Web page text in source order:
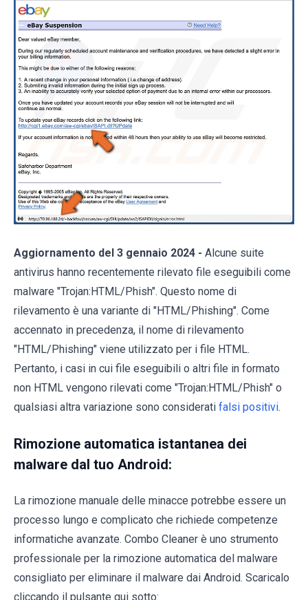
Aggiornamento del 3 gennaio 2024 - Alcune suite
antivirus hanno recentemente rilevato file eseguibili come
malware "Trojan:HTML/Phish". Questo nome di
rilevamento è una variante di "HTML/Phishing". Come
accennato in precedenza, il nome di rilevamento
"HTML/Phishing" viene utilizzato per i file HTML.
Pertanto, i casi in cui file eseguibili o altri file in formato
non HTML vengono rilevati come "Trojan:HTML/Phish" o
qualsiasi altra variazione sono considerati falsi positivi.
Rimozione automatica istantanea dei
malware dal tuo Android:
La rimozione manuale delle minacce potrebbe essere un
processo lungo e complicato che richiede competenze
informatiche avanzate. Combo Cleaner è uno strumento
professionale per la rimozione automatica del malware
consigliato per eliminare il malware dai Android. Scaricalo
cliccando il pulsante qui sotto: